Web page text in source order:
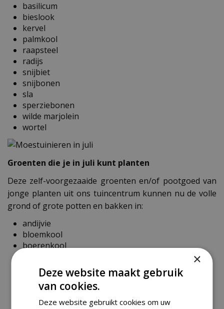
basilicum
bieslook
kervel
palmkool
raapsteel
radijs
snijbiet
snijbonen
sla
sperziebonen
wilde marjolein
wortel
Groenten die je in juli kunt planten
Deze zelf-voorgezaaide groenten en/of pootgoed van
jonge planten uit ons tuincentrum kunnen nu de volle
grond of grote potten en bakken in:
andijvie
bloemkool
boerenkool
Chinese kool
paksoi
rode kool
spitskool
×
Deze website maakt gebruik
van cookies.
Deze website gebruikt cookies om uw